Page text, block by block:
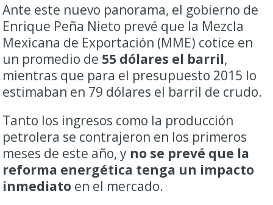
Ante este nuevo panorama, el gobierno de
Enrique Peña Nieto prevé que la Mezcla
Mexicana de Exportación (MME) cotice en
un promedio de 55 dólares el barril,
mientras que para el presupuesto 2015 lo
estimaban en 79 dólares el barril de crudo.
Tanto los ingresos como la producción
petrolera se contrajeron en los primeros
meses de este año, y no se prevé que la
reforma energética tenga un impacto
inmediato en el mercado.